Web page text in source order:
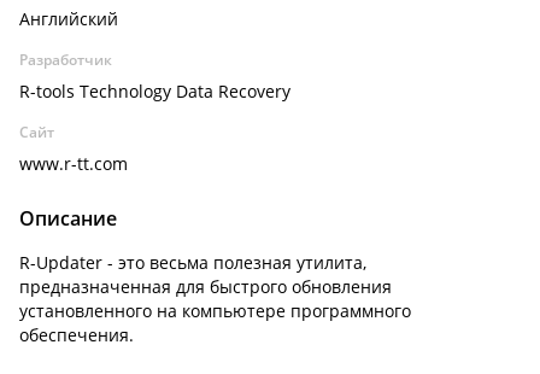
Английский
Разработчик
R-tools Technology Data Recovery
Сайт
www.r-tt.com
Описание
R-Updater - это весьма полезная утилита,
предназначенная для быстрого обновления
установленного на компьютере программного
обеспечения.